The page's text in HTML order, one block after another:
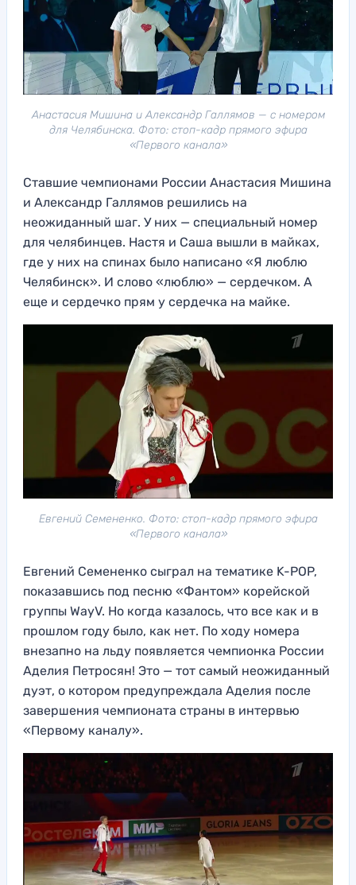
Анастасия Мишина и Александр Галлямов — с номером
для Челябинска. Фото: стоп-кадр прямого эфира
«Первого канала»
Ставшие чемпионами России Анастасия Мишина
и Александр Галлямов решились на
неожиданный шаг. У них — специальный номер
для челябинцев. Настя и Саша вышли в майках,
где у них на спинах было написано «Я люблю
Челябинск». И слово «люблю» — сердечком. А
еще и сердечко прям у сердечка на майке.
Евгений Семененко. Фото: стоп-кадр прямого эфира
«Первого канала»
Евгений Семененко сыграл на тематике K-POP,
показавшись под песню «Фантом» корейской
группы WayV. Но когда казалось, что все как и в
прошлом году было, как нет. По ходу номера
внезапно на льду появляется чемпионка России
Аделия Петросян! Это — тот самый неожиданный
дуэт, о котором предупреждала Аделия после
завершения чемпионата страны в интервью
«Первому каналу».